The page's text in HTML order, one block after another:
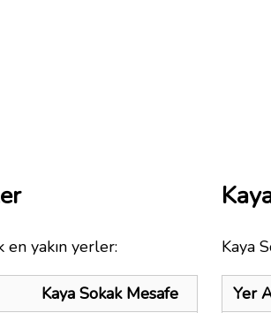
en yakın yerler:
Kaya Sokak Mesafe
Kaya
Yer